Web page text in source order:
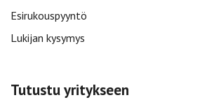
Esirukouspyyntö
Lukijan kysymys
Tutustu yritykseen